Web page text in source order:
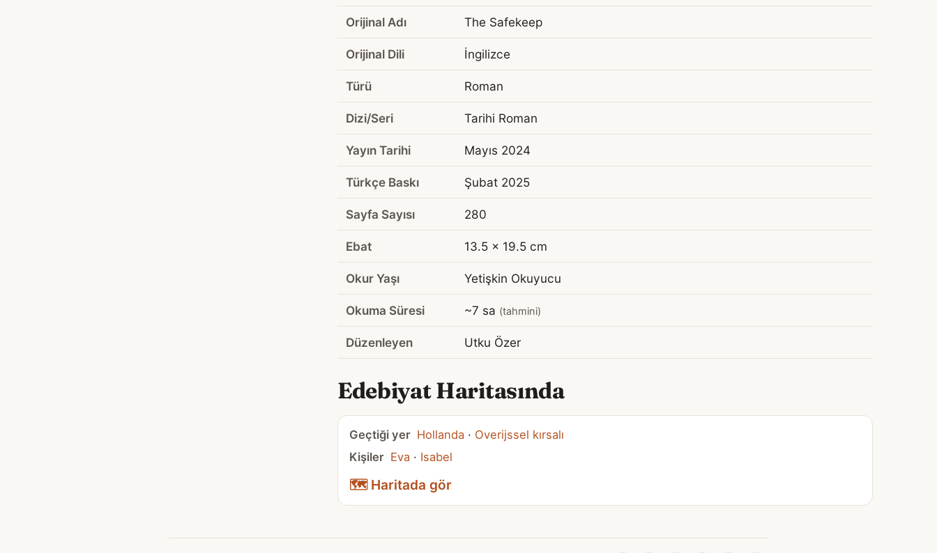
Orijinal Adı The Safekeep
Orijinal Dili İngilizce
Türü Roman
Dizi/Seri Tarihi Roman
Yayın Tarihi Mayıs 2024
Türkçe Baskı Şubat 2025
Sayfa Sayısı 280
Ebat 13.5 x 19.5 cm
Okur Yaşı Yetişkin Okuyucu
Okuma Süresi ~7 sa (tahmini)
Düzenleyen Utku Özer
Edebiyat Haritasında
Geçtiği yer Hollanda · Overijssel kırsalı
Kişiler Eva · Isabel
🗺️ Haritada gör